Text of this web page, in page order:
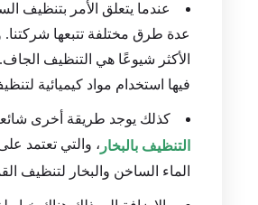
عندما يتعلق الأمر بتنظيف
عدة طرق مختلفة تتبعها شركتنا.
الأكثر شيوعًا هي التنظيف الجاف.
فيها استخدام مواد كيميائية
كذلك يوجد طريقة أخرى
التنظيف بالبخار ، والتي تعتمد
الماء الساخن والبخار لتنظيف